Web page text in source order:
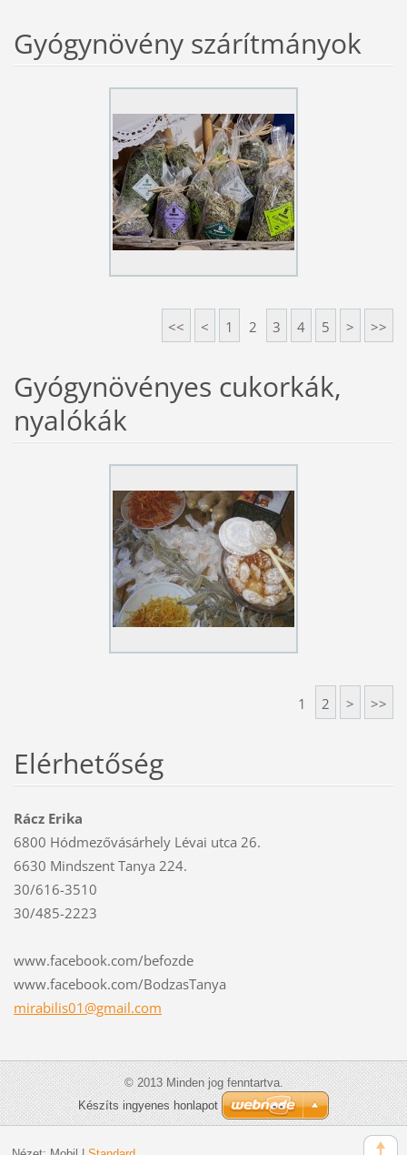
Gyógynövény szárítmányok
<< < 1 2 3 4 5 > >>
Gyógynövényes cukorkák,
nyalókák
1 2 > >>
Elérhetőség
Rácz Erika
6800 Hódmezővásárhely Lévai utca 26.
6630 Mindszent Tanya 224.
30/616-3510
30/485-2223
www.facebook.com/befozde
www.facebook.com/BodzasTanya
mirabilis01@gmail.com
© 2013 Minden jog fenntartva.
Készíts ingyenes honlapot